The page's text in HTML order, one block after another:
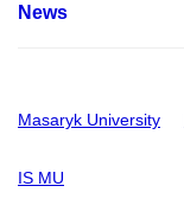
News
Masaryk University
IS MU